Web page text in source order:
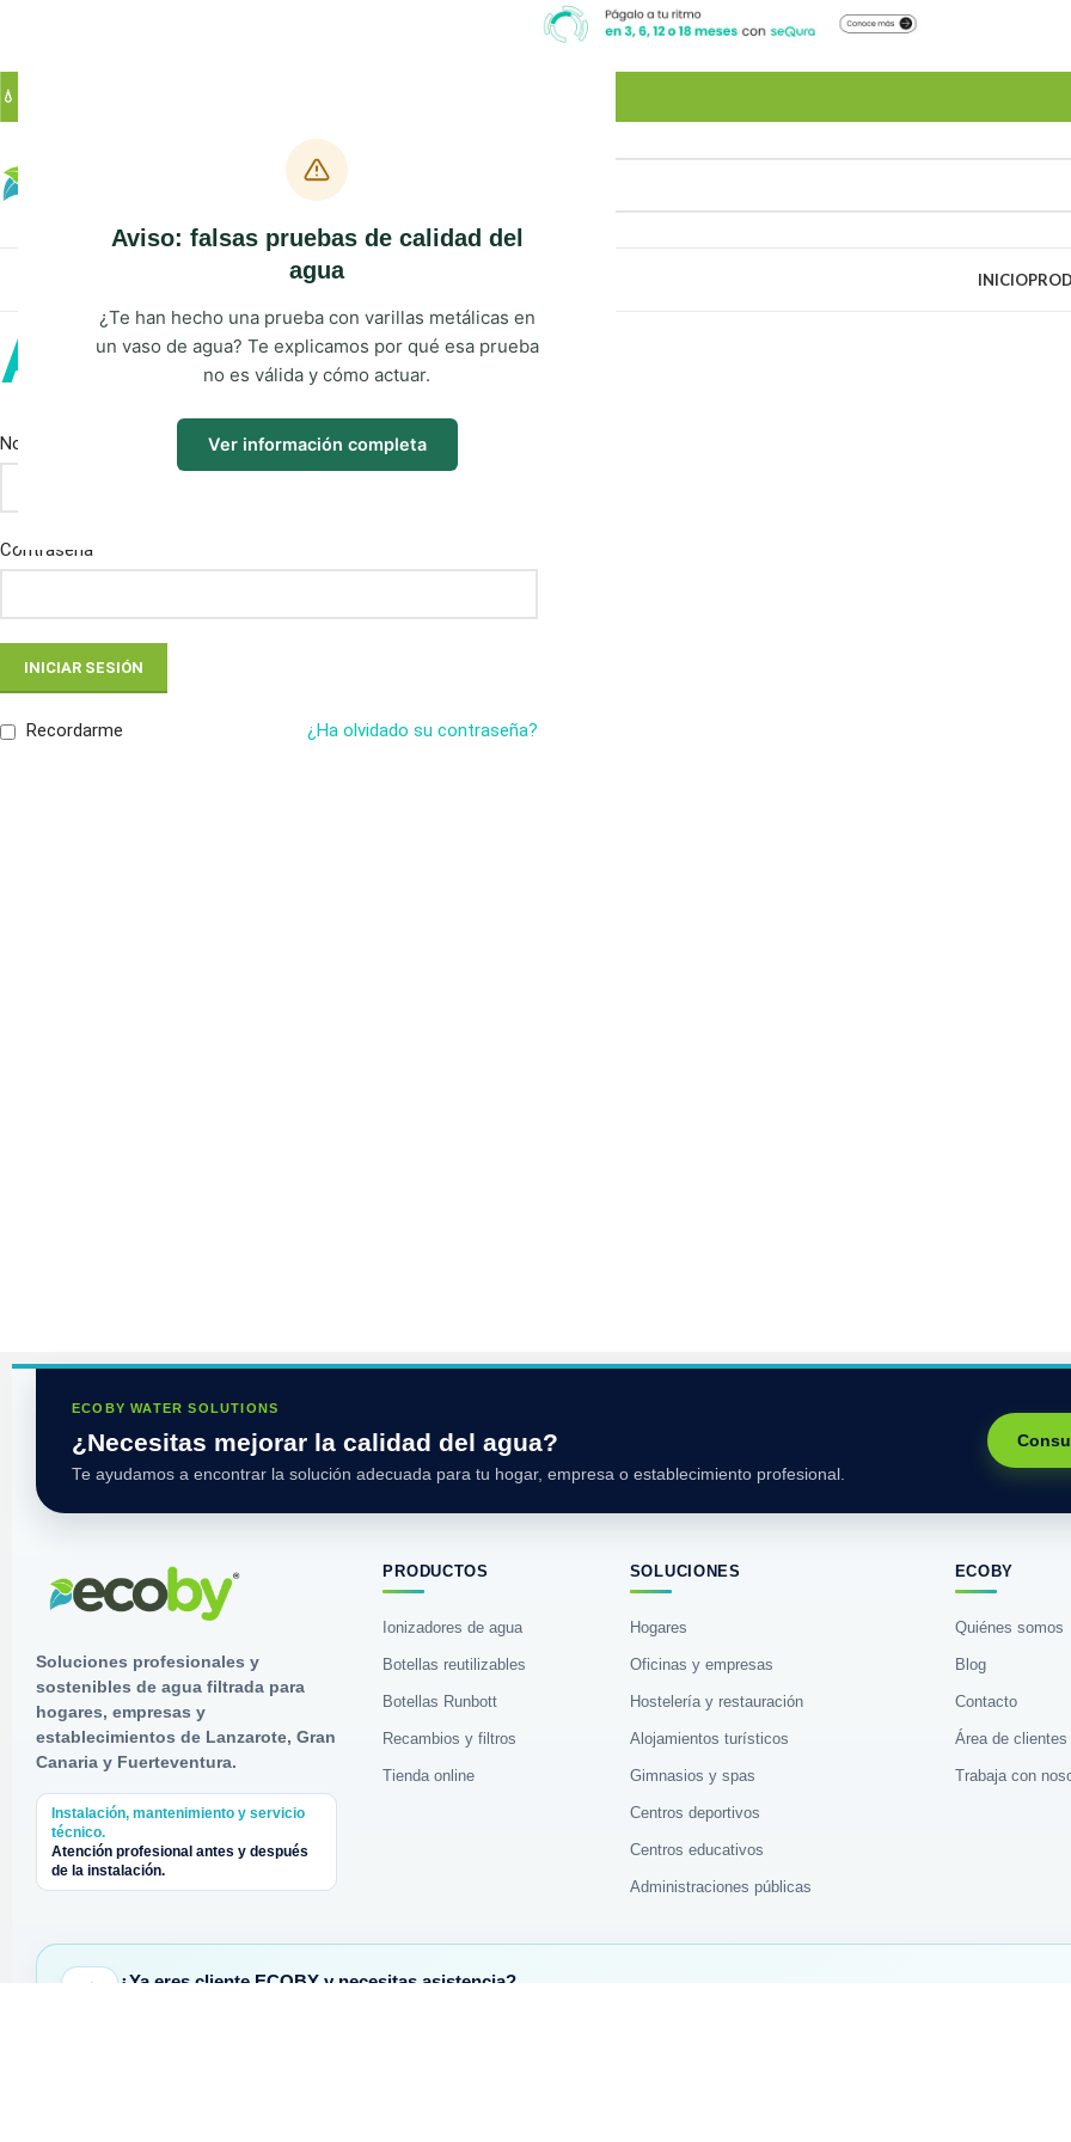
Aviso: falsas pruebas de calidad del
agua
¿Te han hecho una prueba con varillas metálicas en
un vaso de agua? Te explicamos por qué esa prueba
no es válida y cómo actuar.
Ver información completa
💧 SOLUCIONES SOSTENIBLES DE AGUA PARA HOGARES Y EMPRESAS EN CANARIAS.
INICIO
Acceder
Nombre de usuario o correo electrónico*
Contraseña
INICIAR SESIÓN
¿Ha olvidado su contraseña?
Recordarme
ECOBY WATER SOLUTIONS
¿Necesitas mejorar la calidad del agua?
Te ayudamos a encontrar la solución adecuada para tu hogar, empresa o establecimiento profesional.
Soluciones profesionales y
sostenibles de agua filtrada para
hogares, empresas y
establecimientos de Lanzarote, Gran
Canaria y Fuerteventura.
Instalación, mantenimiento y servicio
técnico.
Atención profesional antes y después
de la instalación.
PRODUCTOS
Ionizadores de agua
Botellas reutilizables
Botellas Runbott
Recambios y filtros
Tienda online
SOLUCIONES
Hogares
Oficinas y empresas
Hostelería y restauración
Alojamientos turísticos
Gimnasios y spas
Centros deportivos
Centros educativos
Administraciones públicas
ECOBY
Quiénes somos
Blog
Contacto
Área de clientes
Trabaja con
¿Ya eres cliente ECOBY y necesitas asistencia?